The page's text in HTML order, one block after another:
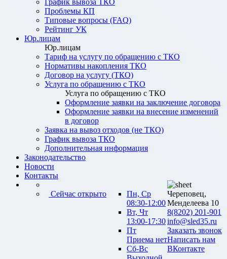
График вывоза ТКО
Проблемы КП
Типовые вопросы (FAQ)
Рейтинг УК
Юр.лицам
Юр.лицам
Тариф на услугу по обращению с ТКО
Нормативы накопления ТКО
Договор на услугу (ТКО)
Услуга по обращению с ТКО
Услуга по обращению с ТКО
Оформление заявки на заключение договора
Оформление заявки на внесение изменений
в договор
Заявка на вывоз отходов (не ТКО)
График вывоза ТКО
Дополнительная информация
Законодательство
Новости
Контакты
Сейчас открыто
Пн, Ср
08:30-12:00
Вт, Чт
13:00-17:30
Пт
Приема нет
Сб-Вс
Череповец,
Менделеева 10
8(8202) 201-901
info@sled35.ru
Заказать звонок
Написать нам
ВКонтакте